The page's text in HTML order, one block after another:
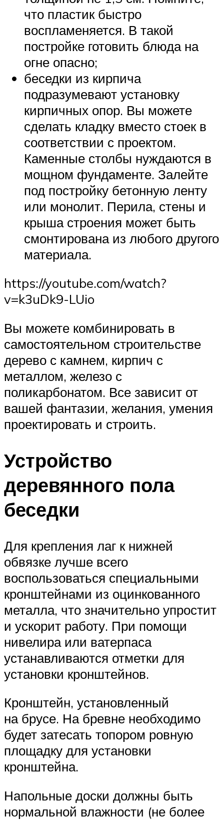
что пластик быстро
воспламеняется. В такой
постройке готовить блюда на
огне опасно;
беседки из кирпича
подразумевают установку
кирпичных опор. Вы можете
сделать кладку вместо стоек в
соответствии с проектом.
Каменные столбы нуждаются в
мощном фундаменте. Залейте
под постройку бетонную ленту
или монолит. Перила, стены и
крыша строения может быть
смонтирована из любого другого
материала.
https://youtube.com/watch?
v=k3uDk9-LUio
Вы можете комбинировать в
самостоятельном строительстве
дерево с камнем, кирпич с
металлом, железо с
поликарбонатом. Все зависит от
вашей фантазии, желания, умения
проектировать и строить.
Устройство
деревянного пола
беседки
Для крепления лаг к нижней
обвязке лучше всего
воспользоваться специальными
кронштейнами из оцинкованного
металла, что значительно упростит
и ускорит работу. При помощи
нивелира или ватерпаса
устанавливаются отметки для
установки кронштейнов.
Кронштейн, установленный
на брусе. На бревне необходимо
будет затесать топором ровную
площадку для установки
кронштейна.
Напольные доски должны быть
нормальной влажности (не более